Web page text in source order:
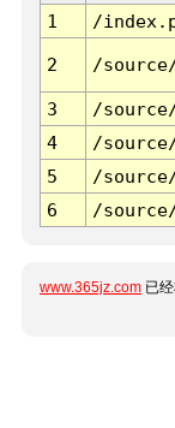
1
/
2 /
3 /
4
/
5
/
6
/
www.365jz.com 已